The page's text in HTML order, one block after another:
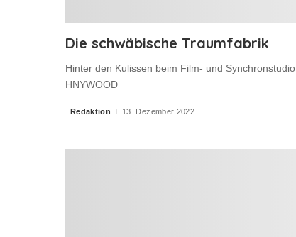
Die schwäbische Traumfabrik
Hinter den Kulissen beim Film- und Synchronstudio
HNYWOOD
Posted
Redaktion 13. Dezember 2022